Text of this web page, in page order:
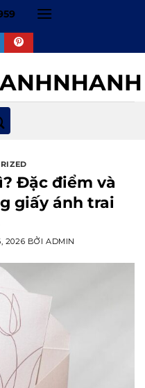
Đặc điểm và
giấy ánh trai
2026 BỞI ADMIN